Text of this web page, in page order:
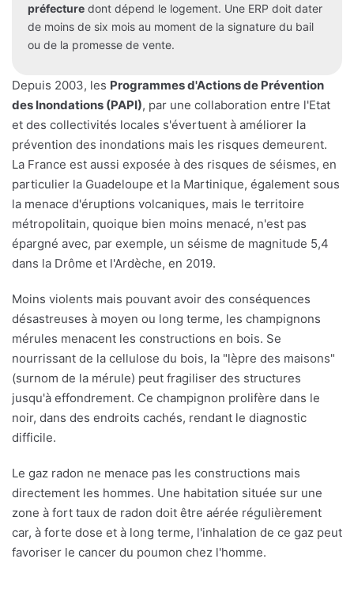
préfecture dont dépend le logement. Une ERP doit dater
de moins de six mois au moment de la signature du bail
ou de la promesse de vente.
Depuis 2003, les Programmes d'Actions de Prévention
des Inondations (PAPI), par une collaboration entre l'Etat
et des collectivités locales s'évertuent à améliorer la
prévention des inondations mais les risques demeurent.
La France est aussi exposée à des risques de séismes, en
particulier la Guadeloupe et la Martinique, également sous
la menace d'éruptions volcaniques, mais le territoire
métropolitain, quoique bien moins menacé, n'est pas
épargné avec, par exemple, un séisme de magnitude 5,4
dans la Drôme et l'Ardèche, en 2019.
Moins violents mais pouvant avoir des conséquences
désastreuses à moyen ou long terme, les champignons
mérules menacent les constructions en bois. Se
nourrissant de la cellulose du bois, la "lèpre des maisons"
(surnom de la mérule) peut fragiliser des structures
jusqu'à effondrement. Ce champignon prolifère dans le
noir, dans des endroits cachés, rendant le diagnostic
difficile.
Le gaz radon ne menace pas les constructions mais
directement les hommes. Une habitation située sur une
zone à fort taux de radon doit être aérée régulièrement
car, à forte dose et à long terme, l'inhalation de ce gaz peut
favoriser le cancer du poumon chez l'homme.